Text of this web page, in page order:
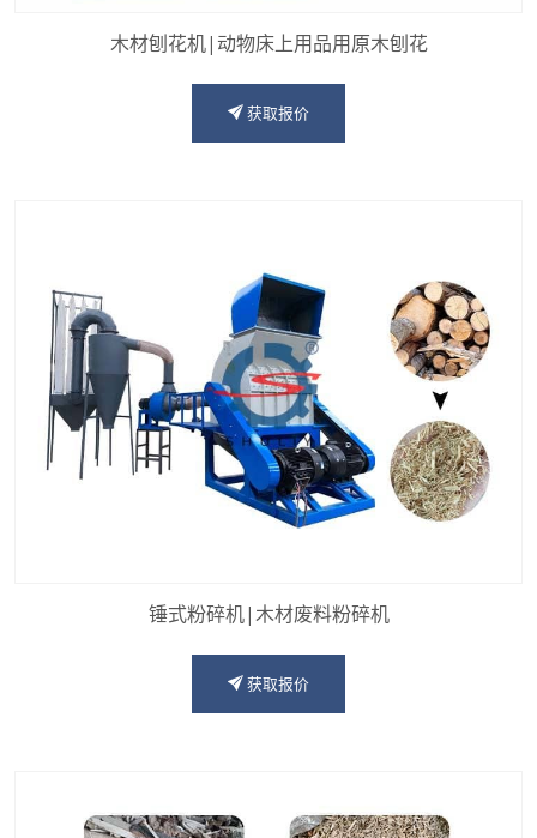
木材刨花机|动物床上用品用原木刨花
获取报价
锤式粉碎机|木材废料粉碎机
获取报价